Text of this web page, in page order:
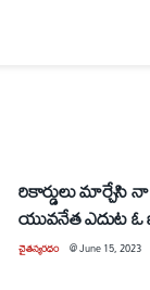
రికార్డులు మార్చేసి
యువనేత ఎదుట
చైతన్యరధం @June 15, 2023